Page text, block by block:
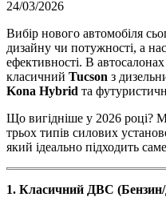
24/03/2026
Вибір нового автомобіля
дизайну чи потужності, а
ефективності. В
класичний Tucson з
Kona Hybrid та
Що вигідніше у 2026 році?
трьох типів силових
який ідеально підходить
1. Класичний ДВС (Бензин/